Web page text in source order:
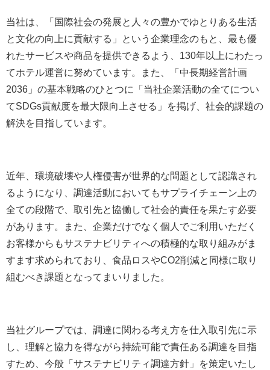
当社は、「国際社会の発展と人々の豊かでゆとりある生活
と文化の向上に貢献する」という企業理念のもと、最も優
れたサービスや商品を提供できるよう、130年以上にわたっ
てホテル運営に努めています。また、「中長期経営計画
2036」の基本戦略のひとつに「当社企業活動の全てについ
てSDGs貢献度を最大限向上させる」を掲げ、社会的課題の
解決を目指しています。
近年、環境破壊や人権侵害が世界的な問題として認識され
るようになり、調達活動においてもサプライチェーン上の
全ての段階で、取引先と協働して社会的責任を果たす必要
があります。また、企業だけでなく個人でご利用いただく
お客様からもサステナビリティへの積極的な取り組みがま
すます求められており、食品ロスやCO2削減と同様に取り
組むべき課題となってまいりました。
当社グループでは、調達に関わる考え方を仕入取引先に示
し、理解と協力を得ながら持続可能で責任ある調達を目指
すため、今般「サステナビリティ調達方針」を策定いたし